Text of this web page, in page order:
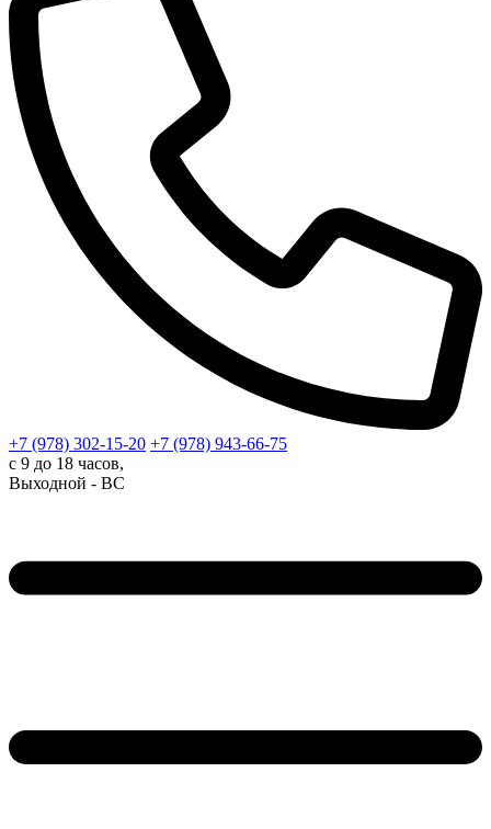
+7 (978) 302-15-20 +7 (978) 943-66-75
с 9 до 18 часов,
Выходной - ВС